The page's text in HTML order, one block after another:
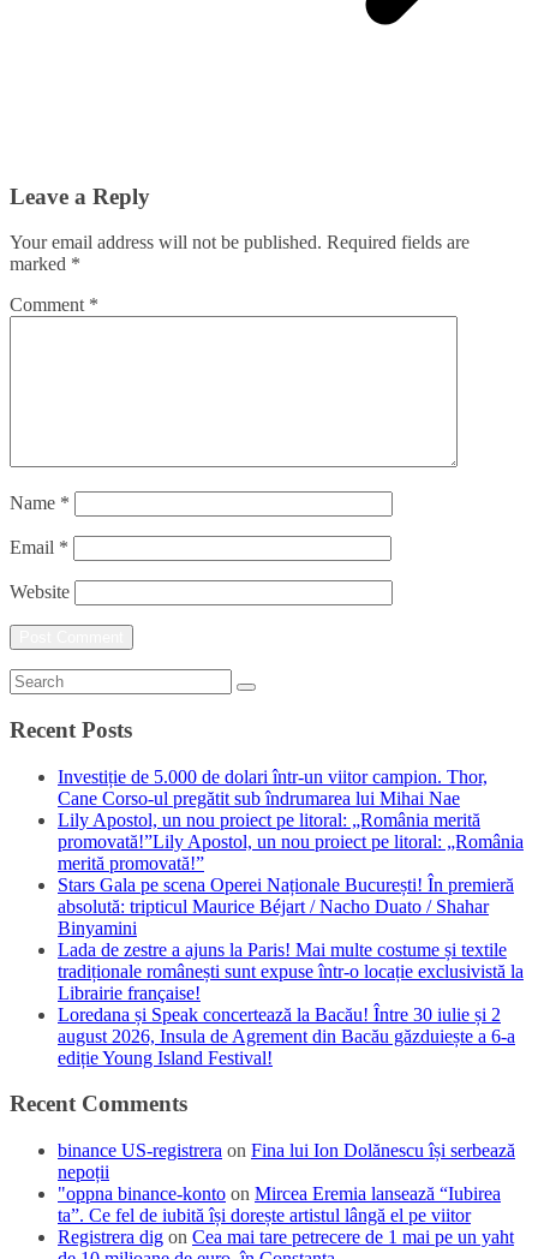
Leave a Reply
Your email address will not be published. Required fields are
marked *
Comment *
Name *
Email *
Website
Recent Posts
Investiție de 5.000 de dolari într-un viitor campion. Thor,
Cane Corso-ul pregătit sub îndrumarea lui Mihai Nae
Lily Apostol, un nou proiect pe litoral: „România merită
promovată!”Lily Apostol, un nou proiect pe litoral: „România
merită promovată!”
Stars Gala pe scena Operei Naționale București! În premieră
absolută: tripticul Maurice Béjart / Nacho Duato / Shahar
Binyamini
Lada de zestre a ajuns la Paris! Mai multe costume și textile
tradiționale românești sunt expuse într-o locație exclusivistă la
Librairie française!
Loredana și Speak concertează la Bacău! Între 30 iulie și 2
august 2026, Insula de Agrement din Bacău găzduiește a 6-a
ediție Young Island Festival!
Recent Comments
binance US-registrera on Fina lui Ion Dolănescu își serbează
nepoții
"oppna binance-konto on Mircea Eremia lansează “Iubirea
ta”. Ce fel de iubită își dorește artistul lângă el pe viitor
Registrera dig on Cea mai tare petrecere de 1 mai pe un yaht